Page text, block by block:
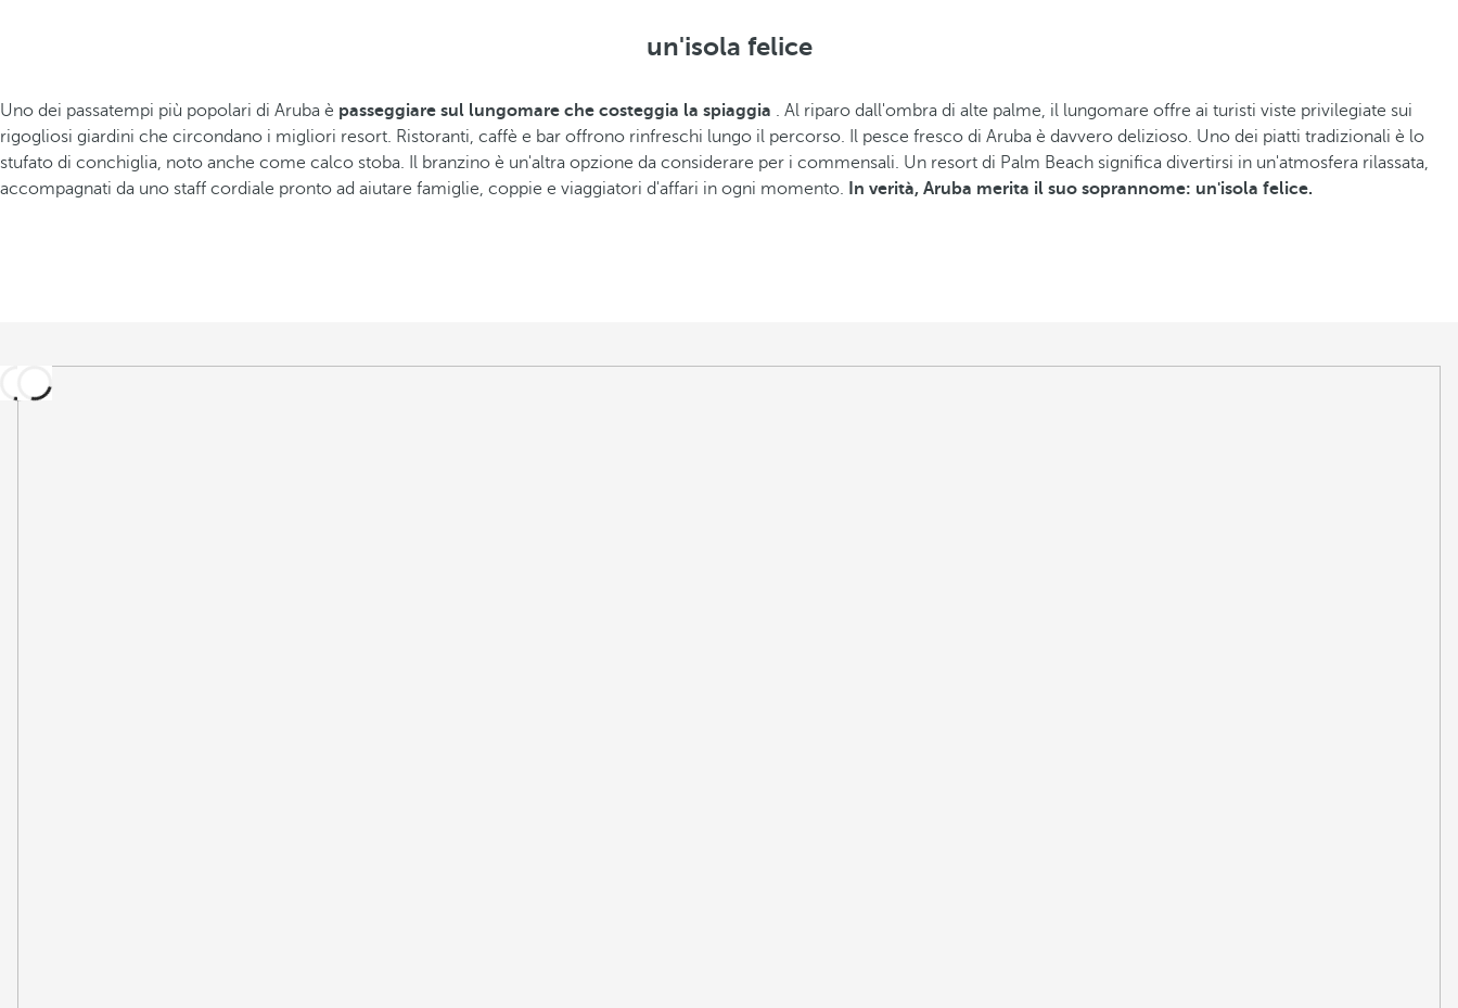
un'isola felice
Uno dei passatempi più popolari di Aruba è passeggiare sul lungomare che costeggia la spiaggia . Al riparo dall'ombra di alte palme, il lungomare offre ai turisti viste privilegiate sui
rigogliosi giardini che circondano i migliori resort. Ristoranti, caffè e bar offrono rinfreschi lungo il percorso. Il pesce fresco di Aruba è davvero delizioso. Uno dei piatti tradizionali è lo
stufato di conchiglia, noto anche come calco stoba. Il branzino è un'altra opzione da considerare per i commensali. Un resort di Palm Beach significa divertirsi in un'atmosfera rilassata,
accompagnati da uno staff cordiale pronto ad aiutare famiglie, coppie e viaggiatori d'affari in ogni momento.
In verità, Aruba merita il suo soprannome: un'isola felice.